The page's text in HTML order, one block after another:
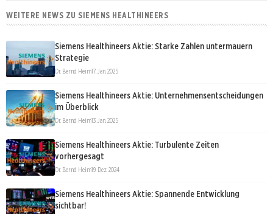
WEITERE NEWS ZU SIEMENS HEALTHINEERS
Siemens Healthineers Aktie: Starke Zahlen untermauern
Strategie
Dr. Bernd Heim17. Jan. 2025
Siemens Healthineers Aktie: Unternehmensentscheidungen
im Überblick
Dr. Bernd Heim13. Jan. 2025
Siemens Healthineers Aktie: Turbulente Zeiten
vorhergesagt
Dr. Bernd Heim19. Dez. 2024
Siemens Healthineers Aktie: Spannende Entwicklung
sichtbar!